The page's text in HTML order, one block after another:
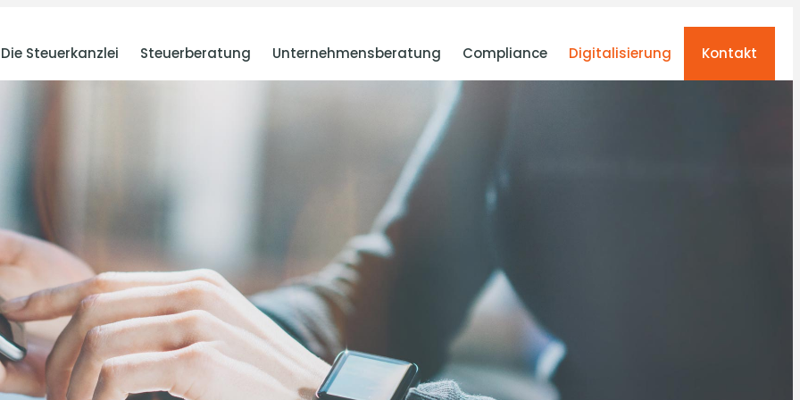
Die Steuerkanzlei Steuerberatung Unternehmensberatung Compliance Digitalisierung Kontakt